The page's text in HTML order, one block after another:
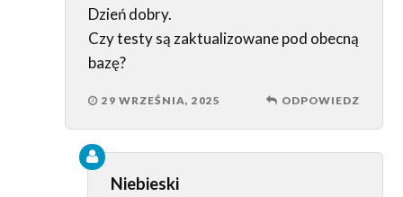
Dzień dobry.
Czy testy są zaktualizowane pod obecną
bazę?
29 WRZEŚNIA, 2025 ODPOWIEDZ
Niebieski